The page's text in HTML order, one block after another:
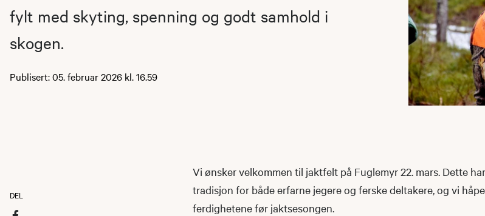
fylt med skyting, spenning og godt samhold i
skogen.
Publisert: 05. februar 2026 kl. 16.59
DEL
Vi ønsker velkommen til jaktfelt på Fuglemyr 22. mars. Dette
tradisjon for både erfarne jegere og ferske deltakere, og vi
ferdighetene før jaktsesongen.